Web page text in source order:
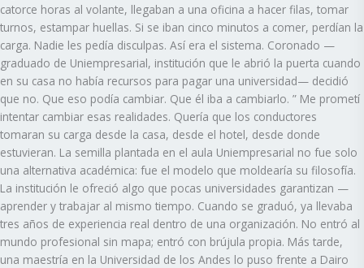
catorce horas al volante, llegaban a una oficina a hacer filas, tomar
turnos, estampar huellas. Si se iban cinco minutos a comer, perdían la
carga. Nadie les pedía disculpas. Así era el sistema. Coronado —
graduado de Uniempresarial, institución que le abrió la puerta cuando
en su casa no había recursos para pagar una universidad— decidió
que no. Que eso podía cambiar. Que él iba a cambiarlo. ” Me prometí
intentar cambiar esas realidades. Quería que los conductores
tomaran su carga desde la casa, desde el hotel, desde donde
estuvieran. La semilla plantada en el aula Uniempresarial no fue solo
una alternativa académica: fue el modelo que moldearía su filosofía.
La institución le ofreció algo que pocas universidades garantizan —
aprender y trabajar al mismo tiempo. Cuando se graduó, ya llevaba
tres años de experiencia real dentro de una organización. No entró al
mundo profesional sin mapa; entró con brújula propia. Más tarde,
una maestría en la Universidad de los Andes lo puso frente a Dairo